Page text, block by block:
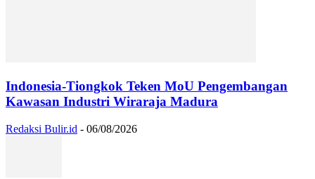
Indonesia-Tiongkok Teken MoU Pengembangan
Kawasan Industri Wiraraja Madura
Redaksi Bulir.id - 06/08/2026